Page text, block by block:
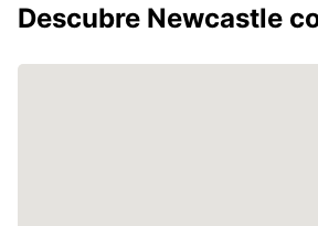
Descubre Newcastle